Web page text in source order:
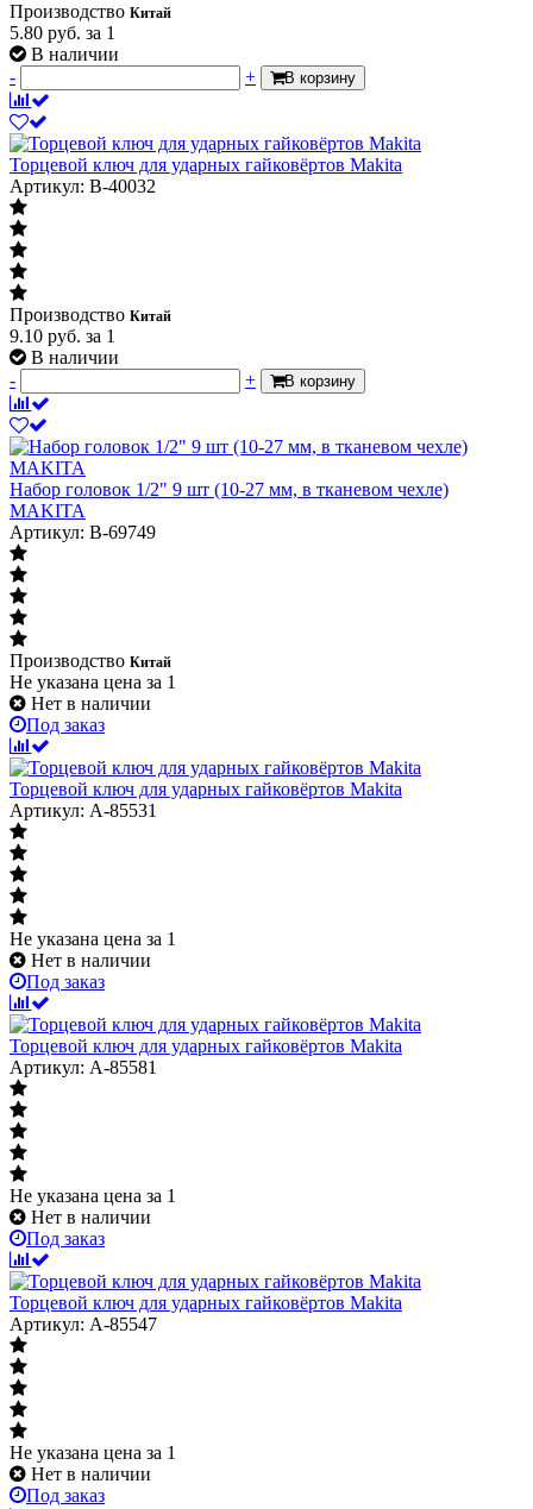
Производство Китай
5.80 руб. за 1
В наличии
-
+ В корзину
Торцевой ключ для ударных гайковёртов Makita
Артикул: B-40032
Производство Китай
9.10 руб. за 1
В наличии
-
+ В корзину
Набор головок 1/2" 9 шт (10-27 мм, в тканевом чехле)
MAKITA
Артикул: B-69749
Производство Китай
Не указана цена за 1
Нет в наличии
Под заказ
Торцевой ключ для ударных гайковёртов Makita
Артикул: A-85531
Не указана цена за 1
Нет в наличии
Под заказ
Торцевой ключ для ударных гайковёртов Makita
Артикул: A-85581
Не указана цена за 1
Нет в наличии
Под заказ
Торцевой ключ для ударных гайковёртов Makita
Артикул: A-85547
Не указана цена за 1
Нет в наличии
Под заказ